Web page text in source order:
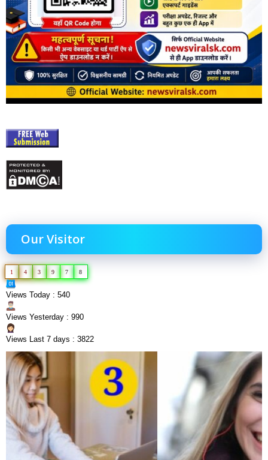
Our Visitor
1 4 3 9 7 8
Views Today : 540
Views Yesterday : 990
Views Last 7 days : 3822